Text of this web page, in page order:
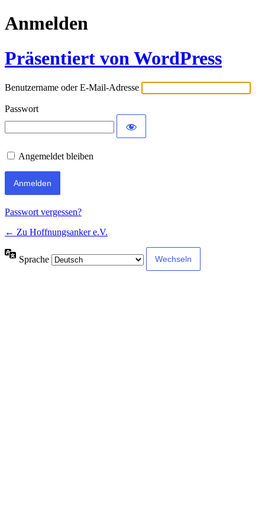
Anmelden
Präsentiert von WordPress
Benutzername oder E-Mail-Adresse
Passwort
Angemeldet bleiben
Passwort vergessen?
← Zu Hoffnungsanker e.V.
Sprache